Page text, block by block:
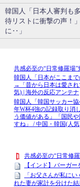
韓国人「日本人審判も
待リストに衝撃の声！
に‥」